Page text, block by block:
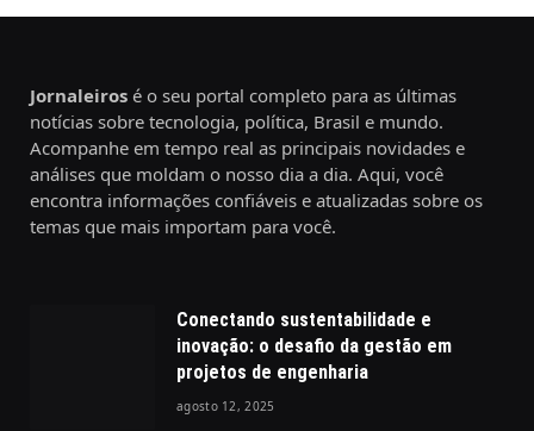
Jornaleiros é o seu portal completo para as últimas
notícias sobre tecnologia, política, Brasil e mundo.
Acompanhe em tempo real as principais novidades e
análises que moldam o nosso dia a dia. Aqui, você
encontra informações confiáveis e atualizadas sobre os
temas que mais importam para você.
Conectando sustentabilidade e
inovação: o desafio da gestão em
projetos de engenharia
agosto 12, 2025